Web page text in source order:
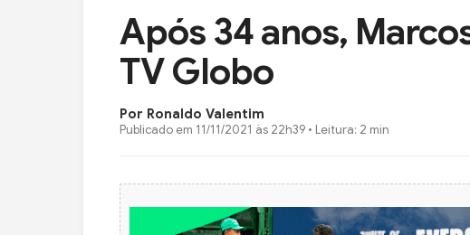
Após 34 anos,
TV Globo
Por Ronaldo Valentim
Publicado em 11/11/2021 às 22h39 • Leitura: 2 min